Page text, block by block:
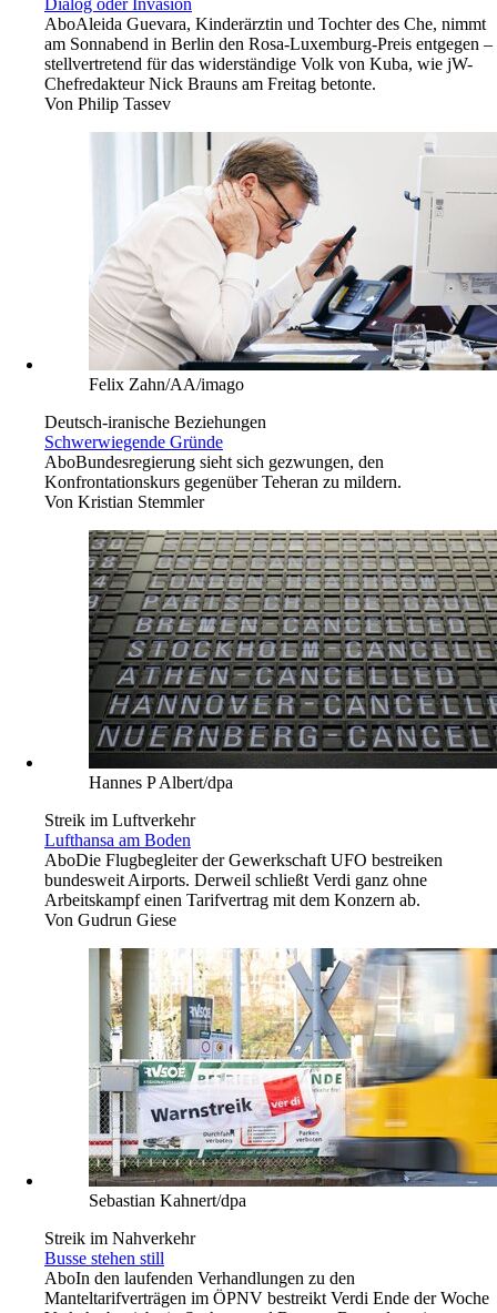
AboAleida Guevara, Kinderärztin und Tochter des Che, nimmt
am Sonnabend in Berlin den Rosa-Luxemburg-Preis entgegen –
stellvertretend für das widerständige Volk von Kuba, wie jW-
Chefredakteur Nick Brauns am Freitag betonte.
Von Philip Tassev
Felix Zahn/AA/imago
Deutsch-iranische Beziehungen
Schwerwiegende Gründe
AboBundesregierung sieht sich gezwungen, den
Konfrontationskurs gegenüber Teheran zu mildern.
Von Kristian Stemmler
Hannes P Albert/dpa
Streik im Luftverkehr
Lufthansa am Boden
AboDie Flugbegleiter der Gewerkschaft UFO bestreiken
bundesweit Airports. Derweil schließt Verdi ganz ohne
Arbeitskampf einen Tarifvertrag mit dem Konzern ab.
Von Gudrun Giese
Sebastian Kahnert/dpa
Streik im Nahverkehr
Busse stehen still
AboIn den laufenden Verhandlungen zu den
Manteltarifverträgen im ÖPNV bestreikt Verdi Ende der Woche